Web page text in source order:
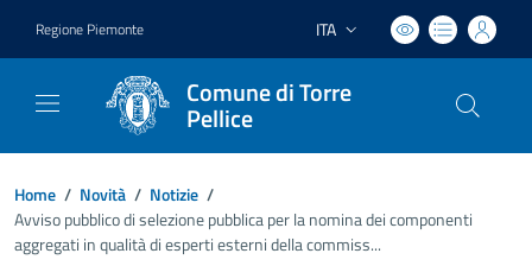
Regione Piemonte Lingua attiva:
ITA
Comune di Torre
Pellice
Home / Novità / Notizie /
Avviso pubblico di selezione pubblica per la nomina dei componenti
aggregati in qualità di esperti esterni della commiss...